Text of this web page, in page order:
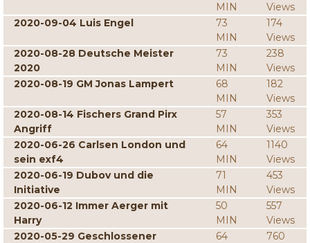
MIN
Views
2020-09-04 Luis Engel
73
MIN
174
Views
2020-08-28 Deutsche Meister
2020
73
MIN
238
Views
2020-08-19 GM Jonas Lampert
68
MIN
182
Views
2020-08-14 Fischers Grand Pirx
Angriff
57
MIN
353
Views
2020-06-26 Carlsen London und
sein exf4
64
MIN
1140
Views
2020-06-19 Dubov und die
Initiative
71
MIN
453
Views
2020-06-12 Immer Aerger mit
Harry
50
MIN
557
Views
2020-05-29 Geschlossener
64
760